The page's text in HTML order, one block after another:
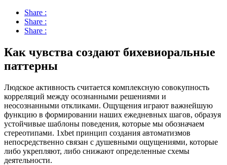
Share :
Share :
Share :
Как чувства создают бихевиоральные
паттерны
Людское активность считается комплексную совокупность
корреляций между осознанными решениями и
неосознанными откликами. Ощущения играют важнейшую
функцию в формировании наших ежедневных шагов, образуя
устойчивые шаблоны поведения, которые мы обозначаем
стереотипами. 1xbet принцип создания автоматизмов
непосредственно связан с душевными ощущениями, которые
либо укрепляют, либо снижают определенные схемы
деятельности.